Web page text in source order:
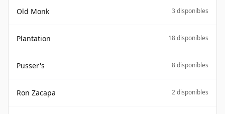
Old Monk 3 disponibles
Plantation 18 disponibles
Pusser's 8 disponibles
Ron Zacapa 2 disponibles